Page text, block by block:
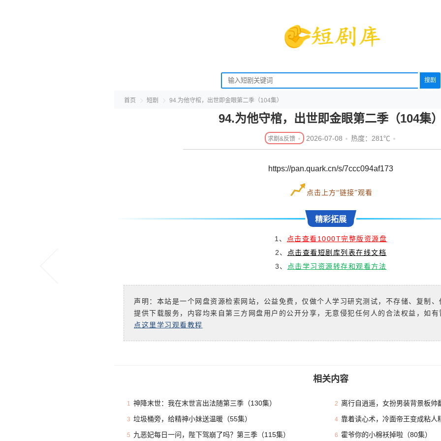
搜剧
首页 短剧 94.为他守棺，出世即金眼第二季（104集）
94.为他守棺，出世即金眼第二季（104集
2026-07-08 热度：281℃
https://pan.quark.cn/s/7ccc094af173
点击上方“链接”观看
精彩拓展
1、 点击查看1000T完整版资源盘
2、 点击查看短剧库列表在线文档
3、 点击学习资源转存和观看方法
声明：本站是一个网盘资源检索网站，公益免费，仅做个人学习研究测试，不存储、复制
提供下载服务，内容均来自第三方网盘用户的公开分享，无意侵犯任何人的合法权益，如
点这里学习观看教程
相关内容
1 神降末世：我在末世言出法随第三季（130集） 2 离行自逍遥，女扮男装背景板帅
3 垃圾桶旁，给精神小妹送温暖（55集） 4 靠着读心术，冷面帝王变成粘人
5 九恶妃每日一问，陛下驾崩了吗？第三季（115集） 6 霍爷你的小棉袄掉啦（80集）